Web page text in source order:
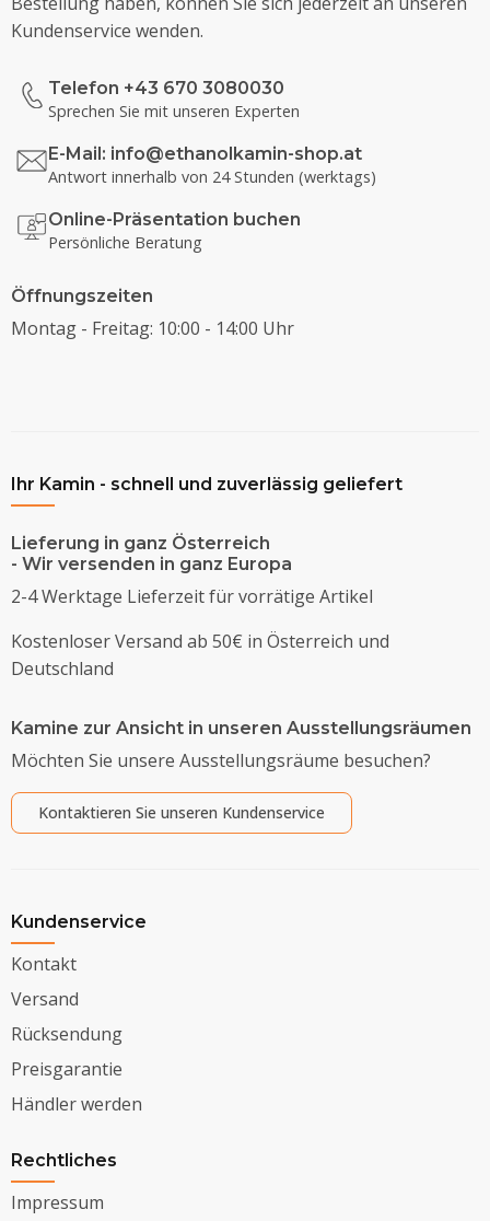
Kundenservice wenden.
Telefon +43 670 3080030
Sprechen Sie mit unseren Experten
E-Mail: info@ethanolkamin-shop.at
Antwort innerhalb von 24 Stunden (werktags)
Online-Präsentation buchen
Persönliche Beratung
Öffnungszeiten
Montag - Freitag: 10:00 - 14:00 Uhr
Ihr Kamin - schnell und zuverlässig geliefert
Lieferung in ganz Österreich
- Wir versenden in ganz Europa
2-4 Werktage Lieferzeit für vorrätige Artikel
Kostenloser Versand ab 50€ in Österreich und
Deutschland
Kamine zur Ansicht in unseren Ausstellungsräumen
Möchten Sie unsere Ausstellungsräume besuchen?
Kontaktieren Sie unseren Kundenservice
Kundenservice
Kontakt
Versand
Rücksendung
Preisgarantie
Händler werden
Rechtliches
Impressum